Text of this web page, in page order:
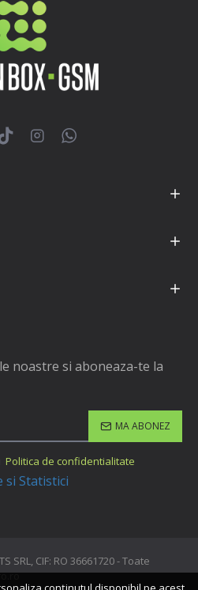
noastre si aboneaza-te la
MA ABONEZ
Politica de confidentialitate
SRL, CIF: RO 36661720 - Toate